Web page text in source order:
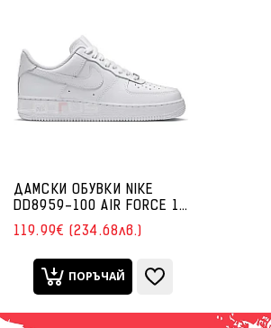
ДАМСКИ ОБУВКИ NIKE
DD8959-100 AIR FORCE 1
'07 REC БЕЛИ
119.99€ (234.68лв.)
ПОРЪЧАЙ